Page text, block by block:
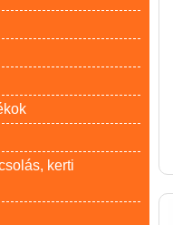
kerti